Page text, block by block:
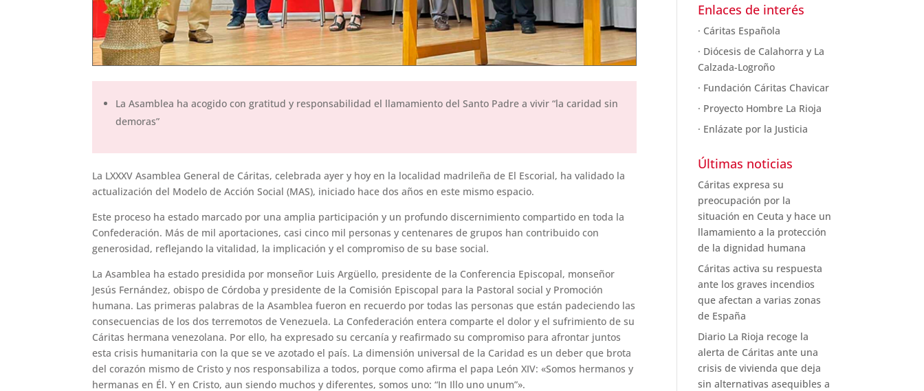
La Asamblea ha acogido con gratitud y responsabilidad el llamamiento del Santo Padre a vivir “la caridad sin
demoras”
La LXXXV Asamblea General de Cáritas, celebrada ayer y hoy en la localidad madrileña de El Escorial, ha validado la
actualización del Modelo de Acción Social (MAS), iniciado hace dos años en este mismo espacio.
Este proceso ha estado marcado por una amplia participación y un profundo discernimiento compartido en toda la
Confederación. Más de mil aportaciones, casi cinco mil personas y centenares de grupos han contribuido con
generosidad, reflejando la vitalidad, la implicación y el compromiso de su base social.
La Asamblea ha estado presidida por monseñor Luis Argüello, presidente de la Conferencia Episcopal, monseñor
Jesús Fernández, obispo de Córdoba y presidente de la Comisión Episcopal para la Pastoral social y Promoción
humana. Las primeras palabras de la Asamblea fueron en recuerdo por todas las personas que están padeciendo las
consecuencias de los dos terremotos de Venezuela. La Confederación entera comparte el dolor y el sufrimiento de su
Cáritas hermana venezolana. Por ello, ha expresado su cercanía y reafirmado su compromiso para afrontar juntos
esta crisis humanitaria con la que se ve azotado el país. La dimensión universal de la Caridad es un deber que brota
del corazón mismo de Cristo y nos responsabiliza a todos, porque como afirma el papa León XIV: «Somos hermanos y
hermanas en Él. Y en Cristo, aun siendo muchos y diferentes, somos uno: “In Illo uno unum”».
Enlaces de interés
· Cáritas Española
· Diócesis de Calahorra y La
Calzada-Logroño
· Fundación Cáritas Chavicar
· Proyecto Hombre La Rioja
· Enlázate por la Justicia
Últimas noticias
Cáritas expresa su
preocupación por la
situación en Ceuta y hace un
llamamiento a la protección
de la dignidad humana
Cáritas activa su respuesta
ante los graves incendios
que afectan a varias zonas
de España
Diario La Rioja recoge la
alerta de Cáritas ante una
crisis de vivienda que deja
sin alternativas asequibles a